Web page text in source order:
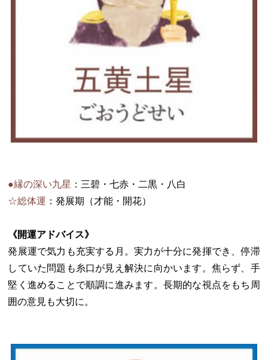
●縁の深い九星 ：三碧・七赤・二黒・八白
☆総体運 ：発展期（才能・開花）
《開運アドバイス》
発展運で気力も充実する月。実力が十分に発揮でき、停滞
していた問題も糸口が見え解決に向かいます。焦らず、手
堅く進めることで順調に進みます。長期的な視点をもち周
囲の意見も大切に。